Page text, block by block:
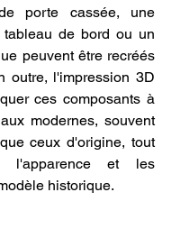
porte cassée, une
de bord ou un
peuvent être recréés
outre, l'impression 3D
ces composants à
modernes, souvent
ceux d'origine, tout
l'apparence et les
historique.